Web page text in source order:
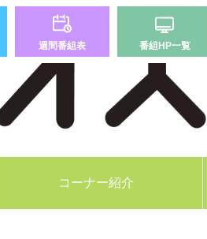
週間番組表 番組HP一覧
コーナー紹介